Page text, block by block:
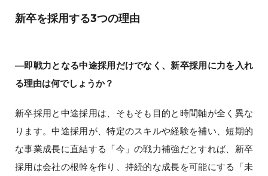
新卒を採用する3つの理由
―即戦力となる中途採用だけでなく、新卒採用に力を入れ
る理由は何でしょうか？
新卒採用と中途採用は、そもそも目的と時間軸が全く異な
ります。中途採用が、特定のスキルや経験を補い、短期的
な事業成長に直結する「今」の戦力補強だとすれば、新卒
採用は会社の根幹を作り、持続的な成長を可能にする「未